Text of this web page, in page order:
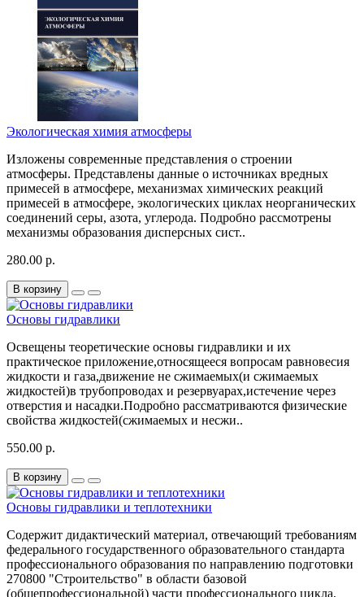
Экологическая химия атмосферы
Изложены современные представления о строении
атмосферы. Представлены данные о источниках вредных
примесей в атмосфере, механизмах химических реакций
примесей в атмосфере, экологических циклах неорганических
соединений серы, азота, углерода. Подробно рассмотрены
механизмы образования дисперсных сист..
280.00 р.
В корзину
Основы гидравлики
Освещены теоретические основы гидравлики и их
практическое приложение,относящееся вопросам равновесия
жидкости и газа,движение не сжимаемых(и сжимаемых
жидкостей)в трубопроводах и резервуарах,истечение через
отверстия и насадки.Подробно рассматриваются физические
свойства жидкостей(сжимаемых и несжи..
550.00 р.
В корзину
Основы гидравлики и теплотехники
Содержит дидактический материал, отвечающий требованиям
федерального государственного образовательного стандарта
профессионального образования по направлению подготовки
270800 "Строительство" в области базовой
(общепрофессиональной) части профессионального цикла,